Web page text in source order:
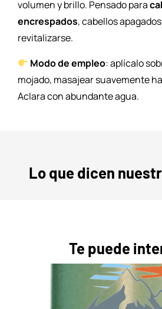
volumen y brillo. Pensado para
encrespados, cabellos
revitalizarse.
Modo de empleo: aplícalo
mojado, masajear suavemente
Aclara con abundante agua.
Lo que dicen
Te puede